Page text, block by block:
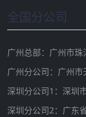
全国分公司
广州总部：广州市
广州分公司：广州
深圳分公司1：深圳
深圳分公司2：广东